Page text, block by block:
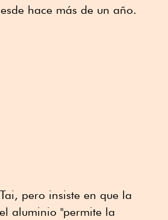
hace más de un año.
pero insiste en que la
aluminio "permite la